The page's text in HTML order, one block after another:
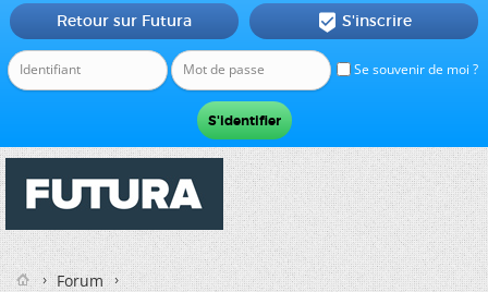
Se souvenir de moi ?
Retour sur Futura  S'inscrire
Forum